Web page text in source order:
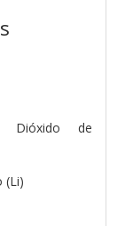
Dióxido de
(Li)